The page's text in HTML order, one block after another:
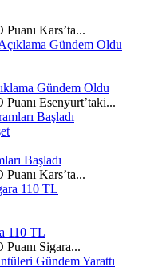
Kars’ta...
Gündem Oldu
Esenyurt’taki...
Başladı
Kars’ta...
110 TL
Sigara...